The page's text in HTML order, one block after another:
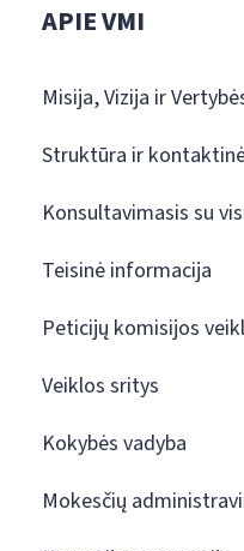
APIE VMI
Misija, Vizija ir
Struktūra ir
Konsultavimasis su
Teisinė informacija
Peticijų komisijos
Veiklos sritys
Kokybės vadyba
Mokesčių